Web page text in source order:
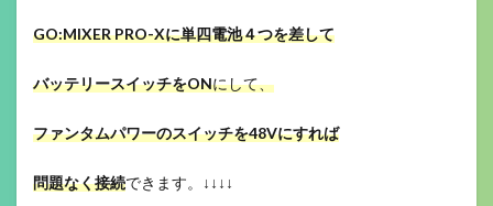
GO:MIXER PRO-Xに単四電池４つを差して
バッテリースイッチをONにして、
ファンタムパワーのスイッチを48Vにすれば
問題なく接続できます。↓↓↓↓